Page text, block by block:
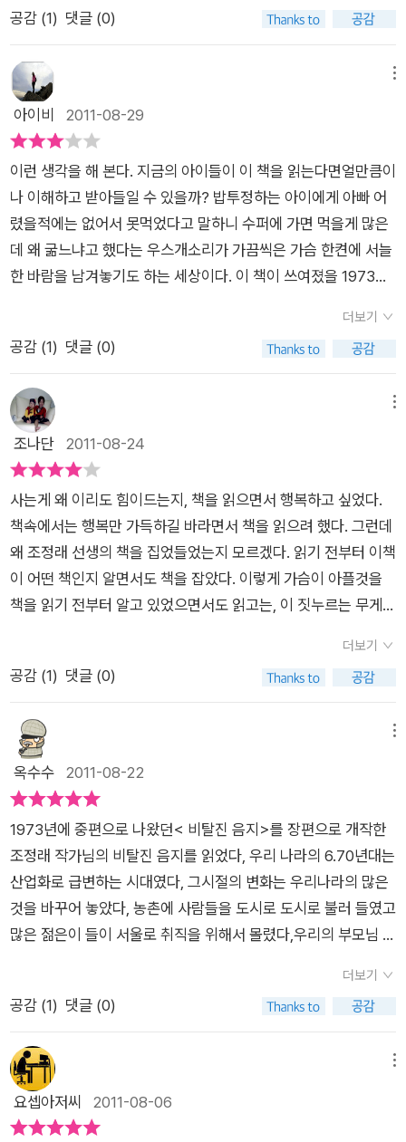
대후반에서 70년대 후반까지의 어려웠을때의 삶속에서 지금처
다고 할때 주위를 돌아보고 천천히 사는 연습도 필요하다고 봅니
다.저자의 황토, 태백산맥, 아리랑등 많은 책이 있지만 비탈진 음
지 또한 마음 깊숙이 남는 작품이라고 볼수 있습니다.아침의 정보
도 오후에는 쓰레기가 되는 시절이요 한잔의 커피도 오천원 만원
한다고하지만 어려웠을때를 돌아보고 힘들었을때 물이 없어 5리
10리를 걸어서 물을 길어먹던 시절을 떠올리면서 너무나 행복하
고 너무나 부유하구나하는 생각을 하면서 자원의 낭비를 반성하
는 계기도 가지게 되었습니다.이 책을 통하여 다시한번 힘들었을
때의 과거를 생각하면서 우리 고사성어에 온고지신이라는 말이
고 옛것을 통하여 반성하고 현재를 잘 해 나가보자는 마음에서 내
마음을 천천히 하는 연습 내 소유를 비우는 연습 또한 필요하다고
봅니다.언제 어느때에서도 조정래작가님의 작품을 읽다보면 나
도 모르게 행복감이 넘쳐옵니다.과거의 행복속에서 부모님을 만
나고 친척을 만나고 어릴적의 향수를 마음껏 느껴봅니다책 제목
이 비탈진 음지라고는 하지만 힘들었을때의 육체적인 고생을 통
바로 비탈진 음지라고 봅니다.이 책을 읽으면서 옛 생각을 하면서
너무나 행복한 시간을 가지게 되어 너무나 좋았습니다
알 가아씨요.'로 시작하는 첫 문장은내가 어렸을 때 들어보았
대적으로 앞서기 때문에 더한 깊이가 있을 것 같다고 느껴집니다.
나의 아버지 세대의 이야기라고 생각해도 그다지 차이가 없을 것
같습니다. 어렸을 때 그렇게 목청 외치며 생활 터전을 가꾸는 분
영감의 서울 상경으로 벌어지는 서울의 몰인정과 매정함이 묻어
나는 이 책은 그들이 음지에서 양지로의 전환이 더욱 쉽지 않음을
보여주려고 하는 것 같습니다. 타지에서 만나는 고향 사람들과의
조우는 메마른 땅에 뿌려주는 비와 같은 역활을 하고 있습니다.연
탄가스, 판잣집, 리어카 등의 단어들은 옛 추억이 되었을지도 모
릅니다. 하지만 지금도 이러한 단어들을 생활과 연계해서사용하
고 있는 분들이 바로 저자가 말하고자 하는<비탈진 음지>의 분
점심을 굶는 친구들의 이야기와 최근 무상급식에 대해 편가르기
등의 이야기 그리고 아직도 연탄으로 난방과 취사를 해결하는 사
람들 모두 이 이야기와 동떨어졌다고 보기는 어려울 것 같습니다.
'시대의 아픔'을 저자는 그냥 바라만 보고 있지 않고, 이 시대를 살
아가는 우리들에게 들려주고 싶었던 것이라고 생각합니다. 잠깐
잊었거나 모르고 있는 우리들에게 조금만 옆으로 시선을 돌리면
함께 가야할 수많은 사람들이 아직도 많음을 알고 함께 나아가기
를 바라는 것 같습니다.추억으로 생각하기에는 시대의 아픔을 고
스란히 전달 받는 것 같습니다.'작가의 말'에서 '<비탈진 음지>를
공감 (1) 댓글 (0)
아이비 2011-08-29
이런 생각을 해 본다. 지금의 아이들이 이 책을 읽는다면얼만큼이
나 이해하고 받아들일 수 있을까? 밥투정하는 아이에게 아빠 어
렸을적에는 없어서 못먹었다고 말하니 수퍼에 가면 먹을게 많은
데 왜 굶느냐고 했다는 우스개소리가 가끔씩은 가슴 한켠에 서늘
한 바람을 남겨놓기도 하는 세상이다. 이 책이 쓰여졌을 1973년
설속의 배경은 그 이전의 세상이니 내게도 멀고 먼 이야기일 것이
다. 소설속 복천영감의 삶을 그 후로도 오랜동안 살아냈을 우리의
의 이야기처럼 들리는 것은 짧은 시간속에서 너무나도 급하게 변
해버린 세상탓일게다. 그야말로 낀세대라고 불리워지는우리세대
라면 가슴 뜨겁게 공감할 수 있는 소설이 아닐까 싶다. 정말 오랫
놓았던 연탄재를 하나씩 들고나와 깨뜨리고 부수며 미끄러지지
않게 밟고 갔었던 그 비탈길, 비좁은 골목길에서도 우리는 다방구
를 하고 술래잡기를 하고 망까기를 했었다. 유행가 가사처럼 밥먹
으라는 엄마의 목소리가 들릴 때까지 해지는 줄도 모르고 그렇게
놀았던 시절이었다. 하지만 그 기억속에는 기쁨과 즐거움보다는
삶의 아픔이 훨씬 더 많은 자리를 차지할 것이다. 너나 할 것없이
변화의 물결에 휩쓸려, 혹은 자식만큼은 손에 흙 안묻히고 살게
로 등짐 짊어지고 올라온 부모님 세대가 있었기에 어쩌면 그 변화
가 급물살을 탔는지도 모를 일이다. 그들의 한맺힌 서울살이가 고
스란히 드러나는 이 소설속의 세상은 정말 씁쓸하다. 서울냄새...
그다지 향기롭지 못한 그 서울냄새가 싫었던 복천영감의 여린 감
성조차도 결국엔 동화될 수 밖에 없는 삶의고통이 서글프게 다가
온다. 다시는 돌아갈 수 없는 고향을 꿈에 그리며 아귀같이 살아
내야 했던 복천영감의 서울살이는 그야말로 처절했다. 당시에는
누군들 그렇게 안살았을까? 책 속에서 말하던 부잣집 담벼락의
모습은 내 기억속에도 생생하게 살아있다. 높은 벽돌담위로 뾰족
이 박아놓았던 그 담벼락.. 분명하게 갈라진 빈부의 차이였을 것
이다. 그런데 그 서울냄새가 지금은 어떻게 변했을까? 그 때나 지
금이나 서울냄새가 향기롭다고 말하는 사람은 없을 것이다. 문명
은 그렇게 우리에게 다가왔다. 카알 가아씨요~~~를 외치던 복
천영감의 직업은 칼갈이다. 칼갈이 뿐일까? 커다란 가위로 박자
를 맞춰가며 리어카를 끌고 다니던 엿장수도 있었다. 고무신 한짝
더보기
공감 (1) 댓글 (0)
조나단 2011-08-24
사는게 왜 이리도 힘이드는지, 책을 읽으면서 행복하고 싶었다.
책속에서는 행복만 가득하길 바라면서 책을 읽으려 했다. 그런데
왜 조정래 선생의 책을 집었들었는지 모르겠다. 읽기 전부터 이책
이 어떤 책인지 알면서도 책을 잡았다. 이렇게 가슴이 아플것을
책을 읽기 전부터 알고 있었으면서도 읽고는, 이 짓누르는 무게를
고 무거운지 모르겠다. 알면서도, 한줄기 희망이 있었다. 책장을
넘기기 몇 페이지 전에 내 눈에는 희망이 보였다. 그래, 이젠 이
하고 희망을 했건만, <1973년 발표, 2011년 7월 전면 개작>이
라는 <끝>을 대신하는 글귀 위에는 삶의 고단함만 남아있었다.
워디 죄럴 짓고 잡아 짓간디. 다 자석 새끼덜 먹여살릴랑께 죄도
암스롱도 죄인이 되는 것잉께. 그 자석덜이 몸 성히 크고 잘되는
것으로 부모 죄가 씻어지는 것인디. 자석덜 위해 한평상 고상허고
애쓰다가 죽는 것이 부모가 헐도리고 보람이니께 요까짓 일임사
죄가 되면 을매나 될라고. p.179칼갈이는 하는 복천영감은 서울
냄새를 싫어한다. 진저리치게 싫어한다. 서울로 올라오면 무언가
될 줄 알았다. 아무리 그가 어린시절 박진사 집 첩과 눈이 맞았어
도, 남들 다하기에 인민군을 따라다니고 감옥에서 5년을 살았어
고, 아내가 죽은 후 남의 집 소를 팔아서 도망을 쳤어도, 서울로
올라오면 열심히 일해서 다시 고향으로 내려가, 빚도 갚고, 팔아
버린 소값도 치르고 사람답게 살 수 있을것 같았다. 하지만, 서울
살이는 쉬운게 아니었다. 지게꾼도, 땅콩장수도, 눈감으로 코 베
더보기
공감 (1) 댓글 (0)
옥수수 2011-08-22
1973년에 중편으로 나왔던< 비탈진 음지>를 장편으로 개작한
조정래 작가님의 비탈진 음지를 읽었다, 우리 나라의 6.70년대는
산업화로 급변하는 시대였다, 그시절의 변화는 우리나라의 많은
것을 바꾸어 놓았다, 농촌에 사람들을 도시로 도시로 불러 들였고
많은 젊은이 들이 서울로 취직을 위해서 몰렸다,우리의 부모님 세
꿈을 찾을수 없는 농촌을 뒤로 하고 서울에 올라오셨다고 했다,서
울에 가면 무슨 수라도 있는듯이 서울로 올라왔던 그 많은 사람들
은 서울이라는 곳에서 그들의 꿈과 희망을 모두 이루었을까? 조
정래 작가님의 책에서는 진한 전라도의 사투리를 만날수 있다 아
리랑 태백산맥에서 들리던 걸죽한 전라도 사투리가 이 책에서도
흘러 나온다, 전라도 시골에서 고향을 등지고 야반도주로 올라온
더보기
공감 (1) 댓글 (0)
요셉아저씨 2011-08-06